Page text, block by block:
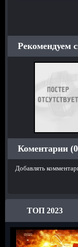
Рекомендуем
Коментарии
Добавлять
ТОП 2023